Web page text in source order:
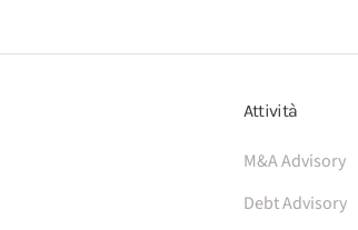
Attività
M&A Advisory
Debt Advisory